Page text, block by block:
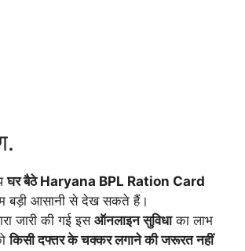
घर बैठे Haryana BPL Ration Card
बड़ी आसानी से देख सकते हैं।
जारी की गई इस ऑनलाइन सुविधाका लाभ
किसी दफ्तर के चक्कर लगाने की जरूरत नहीं